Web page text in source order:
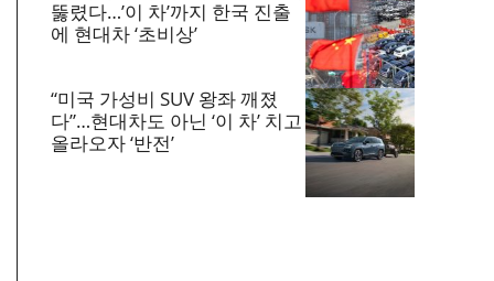
뚫렸다…’이 차’까지 한국 진출
에 현대차 ‘초비상’
“미국 가성비 SUV 왕좌 깨졌
다”…현대차도 아닌 ‘이 차’ 치고
올라오자 ‘반전’